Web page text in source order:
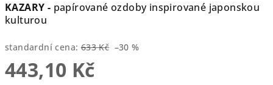
KAZARY - papírované ozdoby inspirované japonskou
kulturou
standardní cena: 633 Kč –30 %
443,10 Kč